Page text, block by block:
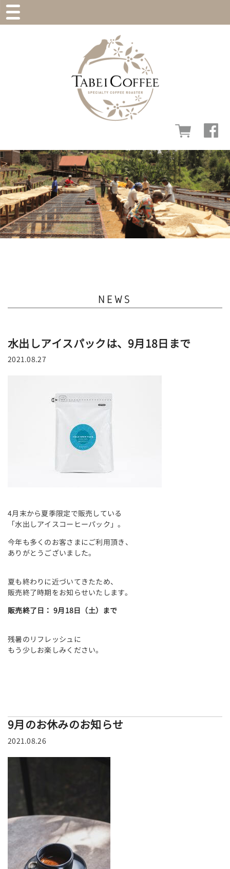
NEWS
水出しアイスパックは、9月18日まで
2021.08.27
4月末から夏季限定で販売している
「水出しアイスコーヒーパック」。
今年も多くのお客さまにご利用頂き、
ありがとうございました。
夏も終わりに近づいてきたため、
販売終了時期をお知らせいたします。
販売終了日： 9月18日（土）まで
残暑のリフレッシュに
もう少しお楽しみください。
9月のお休みのお知らせ
2021.08.26